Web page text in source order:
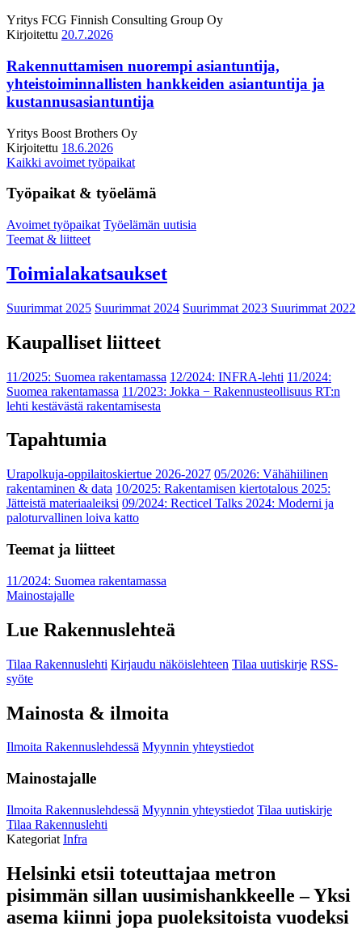
Yritys FCG Finnish Consulting Group Oy
Kirjoitettu 20.7.2026
Rakennuttamisen nuorempi asiantuntija,
yhteistoiminnallisten hankkeiden asiantuntija ja
kustannusasiantuntija
Yritys Boost Brothers Oy
Kirjoitettu 18.6.2026
Kaikki avoimet työpaikat
Työpaikat & työelämä
Avoimet työpaikat Työelämän uutisia
Teemat & liitteet
Toimialakatsaukset
Suurimmat 2025 Suurimmat 2024 Suurimmat 2023 Suurimmat 2022
Kaupalliset liitteet
11/2025: Suomea rakentamassa 12/2024: INFRA-lehti 11/2024:
Suomea rakentamassa 11/2023: Jokka − Rakennusteollisuus RT:n
lehti kestävästä rakentamisesta
Tapahtumia
Urapolkuja-oppilaitoskiertue 2026-2027 05/2026: Vähähiilinen
rakentaminen & data 10/2025: Rakentamisen kiertotalous 2025:
Jätteistä materiaaleiksi 09/2024: Recticel Talks 2024: Moderni ja
paloturvallinen loiva katto
Teemat ja liitteet
11/2024: Suomea rakentamassa
Mainostajalle
Lue Rakennuslehteä
Tilaa Rakennuslehti Kirjaudu näköislehteen Tilaa uutiskirje RSS-
syöte
Mainosta & ilmoita
Ilmoita Rakennuslehdessä Myynnin yhteystiedot
Mainostajalle
Ilmoita Rakennuslehdessä Myynnin yhteystiedot Tilaa uutiskirje
Tilaa Rakennuslehti
Kategoriat Infra
Helsinki etsii toteuttajaa metron
pisimmän sillan uusimishankkeelle – Yksi
asema kiinni jopa puoleksitoista vuodeksi